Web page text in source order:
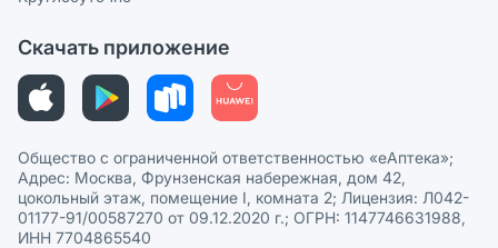
Политика рекомендаций
Этика и соответствие
Политика в отношении обработки персональных данных
Скачать приложение
Общество с ограниченной ответственностью «еАптека»;
Адрес: Москва, Фрунзенская набережная, дом 42,
цокольный этаж, помещение I, комната 2; Лицензия: Л042-
01177-91/00587270 от 09.12.2020 г.; ОГРН: 1147746631988,
ИНН 7704865540